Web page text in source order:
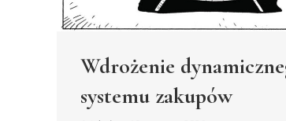
Wdrożenie
systemu zakupów